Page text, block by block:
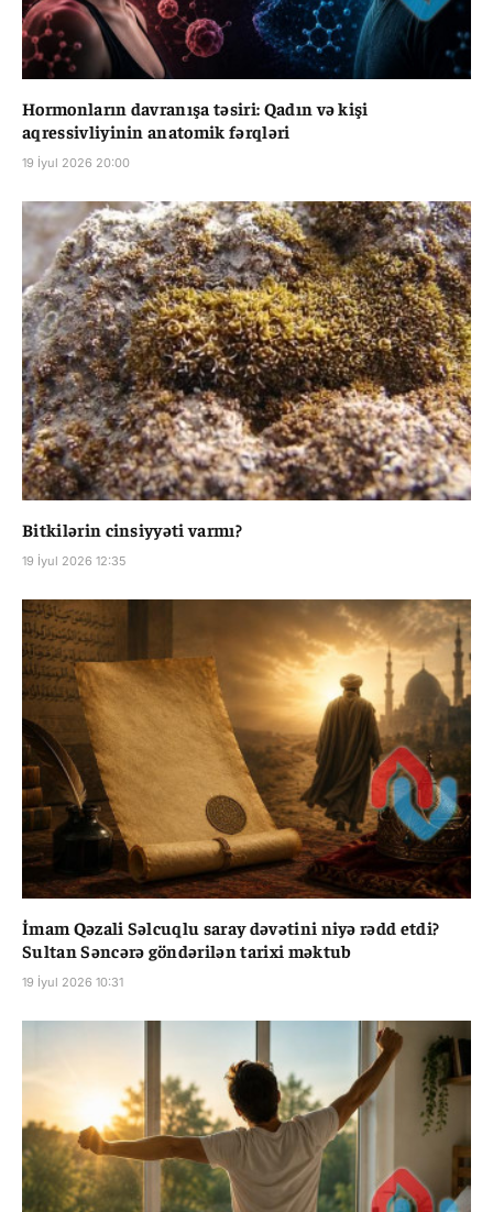
Hormonların davranışa təsiri: Qadın və kişi
aqressivliyinin anatomik fərqləri
19 İyul 2026 20:00
Bitkilərin cinsiyyəti varmı?
19 İyul 2026 12:35
İmam Qəzali Səlcuqlu saray dəvətini niyə rədd etdi?
Sultan Səncərə göndərilən tarixi məktub
19 İyul 2026 10:31